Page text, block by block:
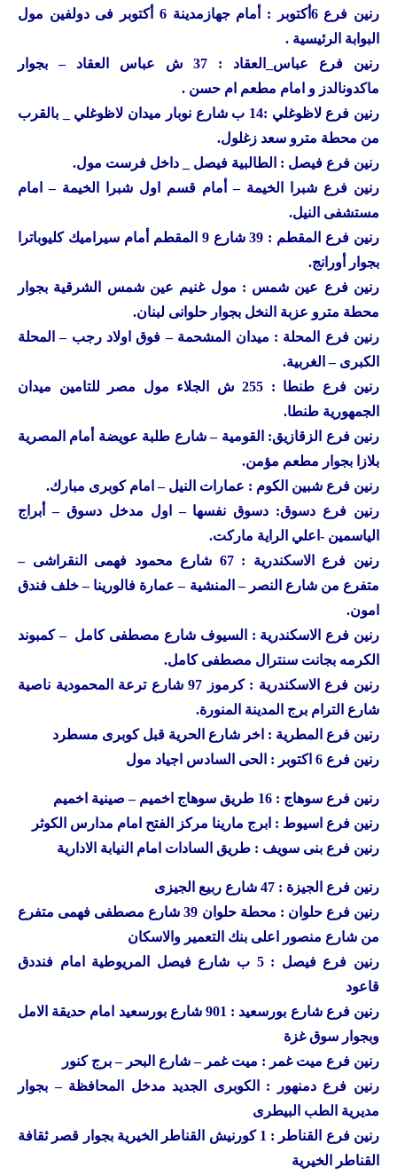
رنين
فرع 6أكتوبر : أمام جهازمدينة 6 أكتوبر فى دولفين مول
البوابة الرئيسية .
رنين
فرع عباس_العقاد : 37 ش عباس العقاد – بجوار
ماكدونالدز و امام مطعم ام حسن .
رنين
فرع لاظوغلي :14 ب شارع نوبار ميدان لاظوغلي _ بالقرب
من محطة مترو سعد زغلول.
رنين فرع فيصل : الطالبية فيصل _ داخل فرست مول.
رنين فرع شبرا الخيمة – أمام قسم اول شبرا الخيمة – امام
مستشفى النيل.
رنين
فرع المقطم : 39 شارع 9 المقطم أمام سيراميك كليوباترا
بجوار أورانج.
رنين فرع عين شمس : مول غنيم عين شمس الشرقية بجوار
محطة مترو عزبة النخل بجوار حلوانى لبنان.
رنين فرع المحلة : ميدان المشحمة – فوق اولاد رجب – المحلة
الكبرى – الغربية.
رنين
فرع طنطا : 255 ش الجلاء مول مصر للتامين ميدان
الجمهورية طنطا.
رنين فرع الزقازيق: القومية – شارع طلبة عويضة أمام المصرية
بلازا بجوار مطعم مؤمن.
رنين فرع شبين الكوم : عمارات النيل – امام كوبرى مبارك.
رنين فرع دسوق: دسوق نفسها – اول مدخل دسوق – أبراج
الياسمين -اعلي الراية ماركت.
رنين
فرع الاسكندرية : 67 شارع محمود فهمى النقراشى –
متفرع من شارع النصر – المنشية – عمارة فالورينا – خلف فندق
امون.
رنين فرع الاسكندرية : السيوف شارع مصطفى كامل – كمبوند
الكرمه بجانت سنترال مصطفى كامل.
رنين
فرع الاسكندرية : كرموز 97 شارع ترعة المحمودية ناصية
شارع الترام برج المدينة المنورة.
رنين فرع المطرية : اخر شارع الحرية قبل كوبرى مسطرد
رنين فرع 6 اكتوبر : الحى السادس اجياد مول
رنين فرع سوهاج : 16 طريق سوهاج اخميم – صينية اخميم
رنين فرع اسيوط : ابرج مارينا مركز الفتح امام مدارس الكوثر
رنين فرع بنى سويف : طريق السادات امام النيابة الادارية
رنين فرع الجيزة : 47 شارع ربيع الجيزى
رنين
فرع حلوان : محطة حلوان 39 شارع مصطفى فهمى متفرع
من شارع منصور اعلى بنك التعمير والاسكان
رنين
فرع فيصل : 5 ب شارع فيصل المريوطية امام فنددق
قاعود
رنين
فرع شارع بورسعيد : 901 شارع بورسعيد امام حديقة الامل
وبجوار سوق غزة
رنين فرع ميت غمر : ميت غمر – شارع البحر – برج كنور
رنين فرع دمنهور : الكوبرى الجديد مدخل المحافظة – بجوار
مديرية الطب البيطرى
رنين
فرع القناطر : 1 كورنيش القناطر الخيرية بجوار قصر ثقافة
القناطر الخيرية